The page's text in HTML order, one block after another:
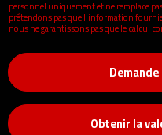
personnel uniquement et ne remplace
prétendons pas que l'information
nous ne garantissons pas que le calcul
Obtenir la